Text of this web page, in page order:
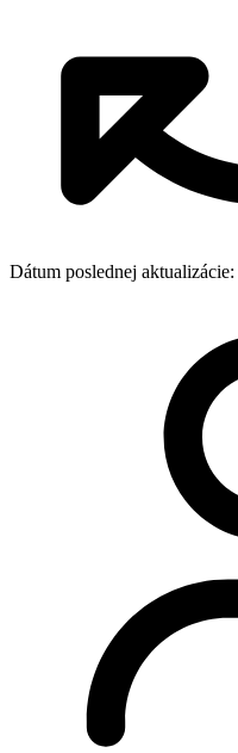
Dátum poslednej aktualizácie: